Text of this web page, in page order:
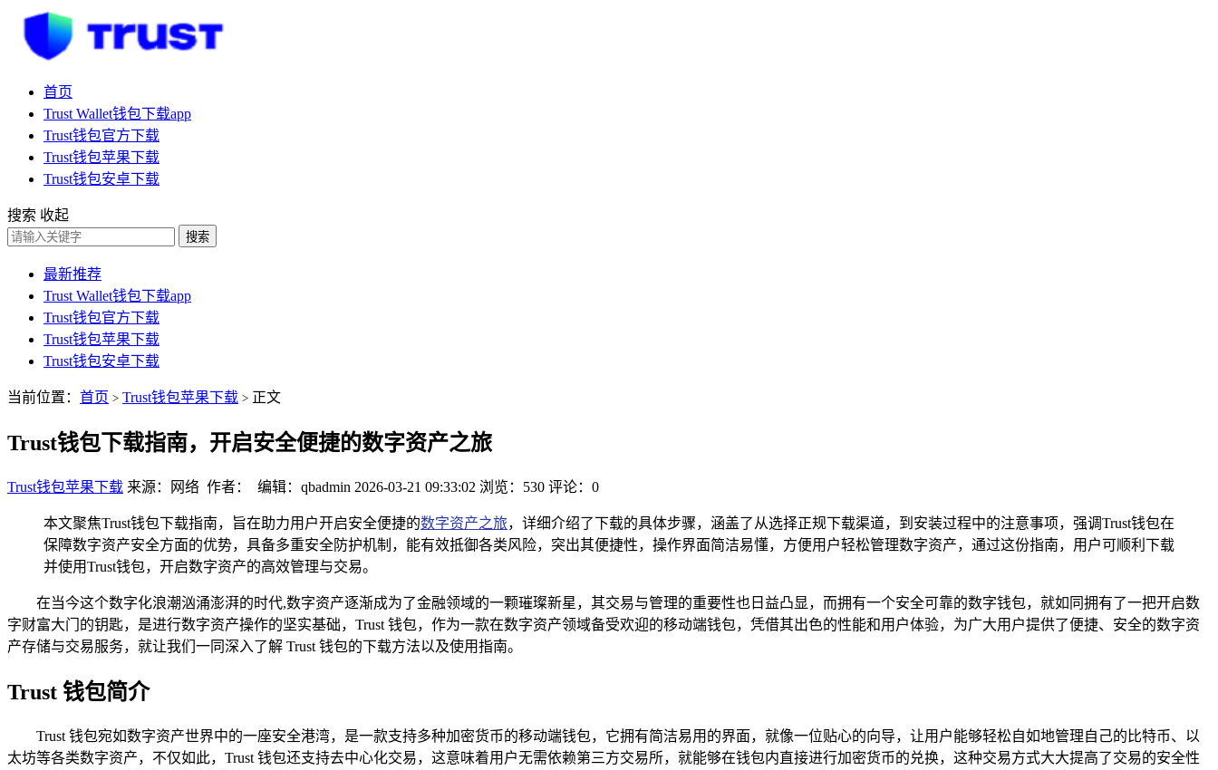
首页
Trust Wallet钱包下载app
Trust钱包官方下载
Trust钱包苹果下载
Trust钱包安卓下载
搜索 收起
搜索
最新推荐
Trust Wallet钱包下载app
Trust钱包官方下载
Trust钱包苹果下载
Trust钱包安卓下载
当前位置： 首页 > Trust钱包苹果下载 > 正文
Trust钱包下载指南，开启安全便捷的数字资产之旅
Trust钱包苹果下载 来源：网络 作者： 编辑：qbadmin 2026-03-21 09:33:02 浏览：530 评论：0
本文聚焦Trust钱包下载指南，旨在助力用户开启安全便捷的数字资产之旅，详细介绍了下载的具体步骤，涵盖了从选择正规下载渠道，到安装过程中的注意事项，强调Trust钱包在
保障数字资产安全方面的优势，具备多重安全防护机制，能有效抵御各类风险，突出其便捷性，操作界面简洁易懂，方便用户轻松管理数字资产，通过这份指南，用户可顺利下载
并使用Trust钱包，开启数字资产的高效管理与交易。
在当今这个数字化浪潮汹涌澎湃的时代,数字资产逐渐成为了金融领域的一颗璀璨新星，其交易与管理的重要性也日益凸显，而拥有一个安全可靠的数字钱包，就如同拥有了一把开启数
字财富大门的钥匙，是进行数字资产操作的坚实基础，Trust 钱包，作为一款在数字资产领域备受欢迎的移动端钱包，凭借其出色的性能和用户体验，为广大用户提供了便捷、安全的数字资
产存储与交易服务，就让我们一同深入了解 Trust 钱包的下载方法以及使用指南。
Trust 钱包简介
Trust 钱包宛如数字资产世界中的一座安全港湾，是一款支持多种加密货币的移动端钱包，它拥有简洁易用的界面，就像一位贴心的向导，让用户能够轻松自如地管理自己的比特币、以
太坊等各类数字资产，不仅如此，Trust 钱包还支持去中心化交易，这意味着用户无需依赖第三方交易所，就能够在钱包内直接进行加密货币的兑换，这种交易方式大大提高了交易的安全性